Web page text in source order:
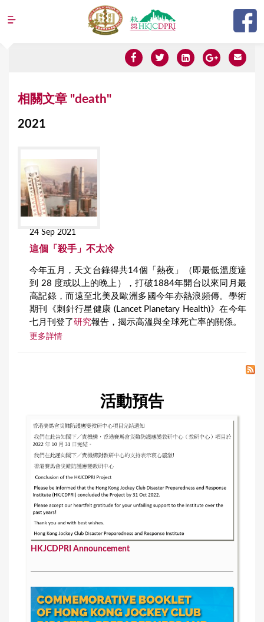
Jump to navigation
相關文章 "death"
2021
24 Sep 2021
這個「殺手」不太冷
今年五月，天文台錄得共14個「熱夜」（即最低溫度達
到 28 度或以上的晚上），打破1884年開台以來同月最
高記錄，而遠至北美及歐洲多國今年亦熱浪頻傳。學術
期刊《刺針行星健康 (Lancet Planetary Health)》在今年
七月刊登了研究報告，揭示高溫與全球死亡率的關係。
更多詳情
活動預告
HKJCDPRI Announcement